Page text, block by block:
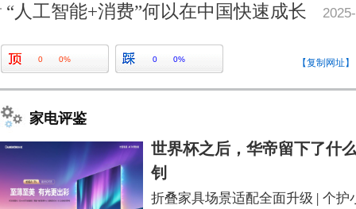
“人工智能+消费”何以在中国快速成长
0 0% 0 0% 【复制网址】
家电评鉴
世界杯之后，华帝留下了什
钊
折叠家具场景适配全面升级 | 个护